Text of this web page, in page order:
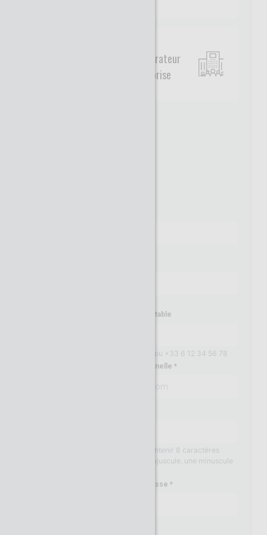
Administrateur
entreprise
Numéro de téléphone portable
Exemples: 06 12 34 56 78 ou +33 6 12 34 56 78
Adresse email professionnelle
Votre mot de passe doit contenir 8 caractères
minimum, au moins une majuscule, une minuscule
Confirmation du mot de passe